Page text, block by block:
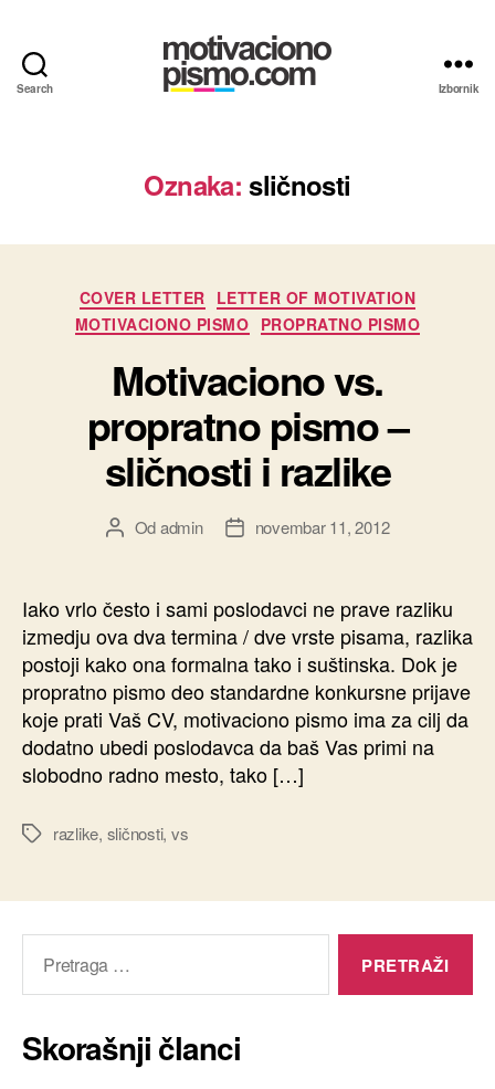
Search
Propratna
pisma
Izbornik
Oznaka: sličnosti
Kategorije
COVER LETTER LETTER OF MOTIVATION
MOTIVACIONO PISMO PROPRATNO PISMO
Motivaciono vs.
propratno pismo –
sličnosti i razlike
Autor
Odadmin
Datumnovembar 11, 2012
Iako vrlo često i sami poslodavci ne prave razliku
izmedju ova dva termina / dve vrste pisama, razlika
postoji kako ona formalna tako i suštinska. Dok je
propratno pismo deo standardne konkursne prijave
koje prati Vaš CV, motivaciono pismo ima za cilj da
dodatno ubedi poslodavca da baš Vas primi na
slobodno radno mesto, tako […]
Oznakerazlike, sličnosti, vs
Skorašnji članci